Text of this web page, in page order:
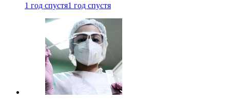
1 год спустя1 год спустя